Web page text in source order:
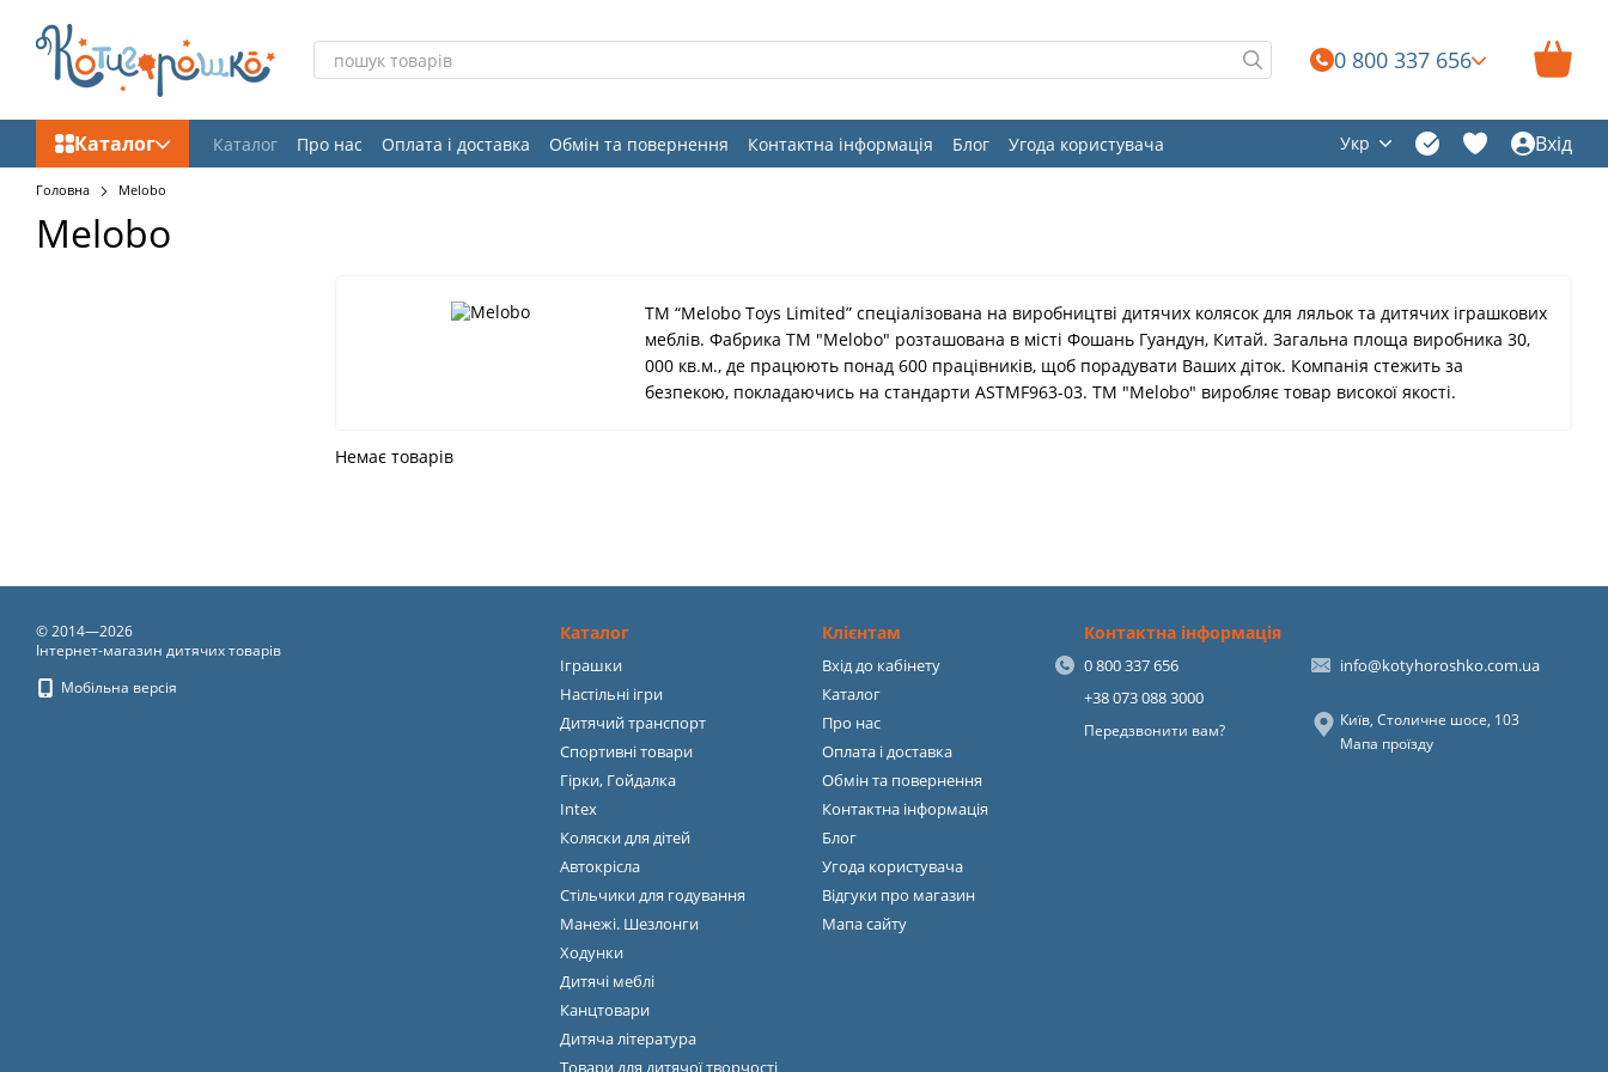
0 800 337 656
Каталог Каталог Про нас Оплата і доставка Обмін та повернення Контактна інформація Блог
Угода користувача
Відгуки про магазин
Укр Вхід
Головна Melobo
Melobo
ТМ “Melobo Toys Limited” спеціалізована на виробництві дитячих колясок для ляльок та дитячих іграшкових
меблів. Фабрика ТМ "Melobo" розташована в місті Фошань Гуандун, Китай. Загальна площа виробника 30,
000 кв.м., де працюють понад 600 працівників, щоб порадувати Ваших діток. Компанія стежить за
безпекою, покладаючись на стандарти ASTMF963-03. ТМ "Melobo" виробляє товар високої якості.
Немає товарів
© 2014—2026
Інтернет-магазин дитячих товарів
Мобільна версія
Каталог
Іграшки
Настільні ігри
Дитячий транспорт
Спортивні товари
Гірки, Гойдалка
Intex
Коляски для дітей
Автокрісла
Стільчики для годування
Манежі. Шезлонги
Ходунки
Дитячі меблі
Канцтовари
Дитяча література
Товари для дитячої творчості
Клієнтам
Вхід до кабінету
Каталог
Про нас
Оплата і доставка
Обмін та повернення
Контактна інформація
Блог
Угода користувача
Відгуки про магазин
Мапа сайту
Контактна інформація
0 800 337 656
+38 073 088 3000
Передзвонити вам?
info@kotyhoroshko.com.ua
Київ, Столичне шосе, 103
Мапа проїзду